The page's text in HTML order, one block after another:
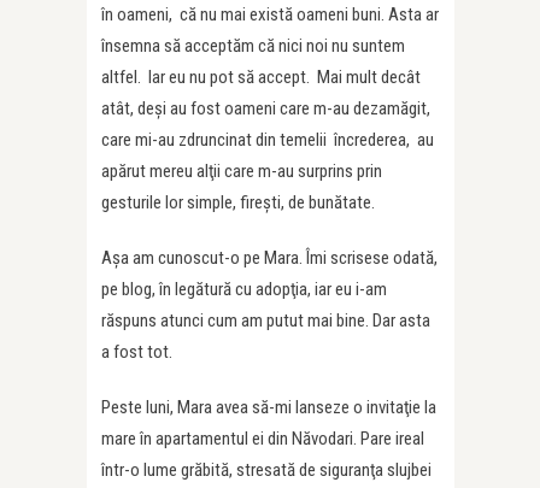
în oameni, că nu mai există oameni buni. Asta ar
însemna să acceptăm că nici noi nu suntem
altfel. Iar eu nu pot să accept. Mai mult decât
atât, deşi au fost oameni care m-au dezamăgit,
care mi-au zdruncinat din temelii încrederea, au
apărut mereu alţii care m-au surprins prin
gesturile lor simple, fireşti, de bunătate.
Aşa am cunoscut-o pe Mara. Îmi scrisese odată,
pe blog, în legătură cu adopţia, iar eu i-am
răspuns atunci cum am putut mai bine. Dar asta
a fost tot.
Peste luni, Mara avea să-mi lanseze o invitaţie la
mare în apartamentul ei din Năvodari. Pare ireal
într-o lume grăbită, stresată de siguranţa slujbei